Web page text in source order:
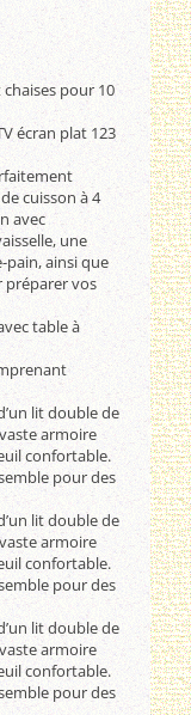
chaises pour 10
écran plat 123
cuisson à 4
avec
une
pain, ainsi que
préparer vos
table à
lit double de
armoire
confortable.
pour des
lit double de
armoire
confortable.
pour des
lit double de
armoire
confortable.
pour des